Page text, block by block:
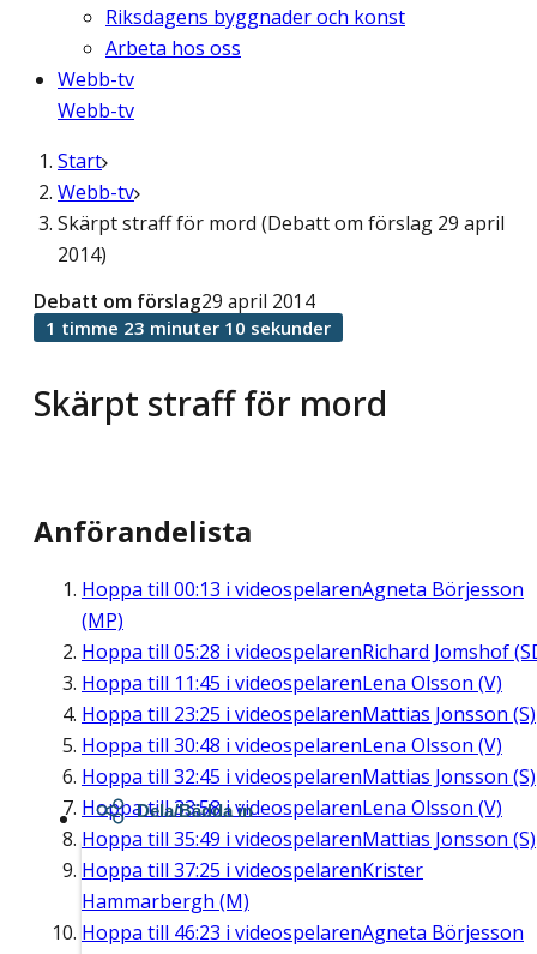
Riksdagens byggnader och konst
Arbeta hos oss
Webb-tv
Webb-tv
Start
Webb-tv
Skärpt straff för mord (Debatt om förslag 29 april
2014)
Skärpt straff för mord
Debatt om förslag29 april 2014
1 timme 23 minuter 10 sekunder
Anförandelista
Hoppa till 00:13 i videospelarenAgneta Börjesson
(MP)
Hoppa till 05:28 i videospelarenRichard Jomshof
Hoppa till 11:45 i videospelarenLena Olsson (V)
Hoppa till 23:25 i videospelarenMattias Jonsson (S)
Hoppa till 30:48 i videospelarenLena Olsson (V)
Hoppa till 32:45 i videospelarenMattias Jonsson (S)
Hoppa till33:58i videospelarenLena Olsson (V)
Hoppa till 35:49 i videospelarenMattias Jonsson (S)
Hoppa till 37:25 i videospelarenKrister
Hammarbergh (M)
Hoppa till 46:23 i videospelarenAgneta Börjesson
Dela/Bädda in